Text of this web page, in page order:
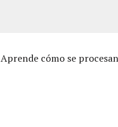
Aprende cómo se